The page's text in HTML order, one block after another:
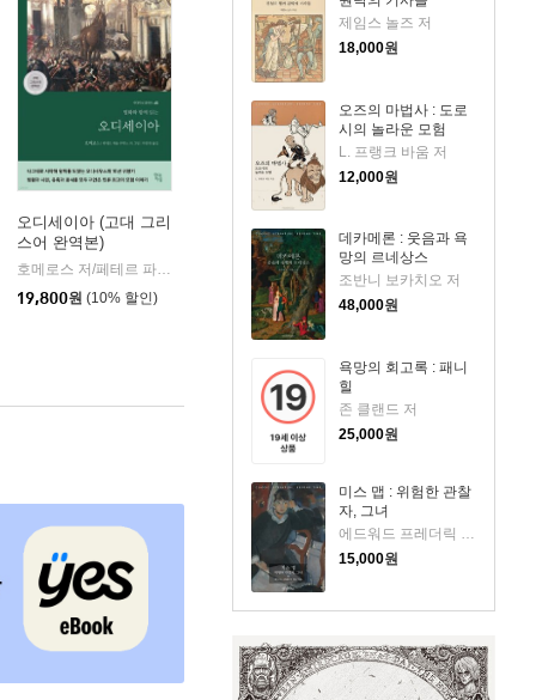
제임스 놀즈 저
18,000원
오즈의 마법사 : 도로
시의 놀라운 모험
L. 프랭크 바움 저
12,000원
데카메론 : 웃음과 욕
망의 르네상스
조반니 보카치오 저
48,000원
욕망의 회고록 : 패니
힐
존 클랜드 저
25,000원
미스 맵 : 위험한 관찰
자, 그녀
에드워드 프레더릭 벤슨 저
15,000원
오디세이아 (고대 그리
스어 완역본)
호메로스 저/페테르 파울 루벤스 그림/박문재 역 |
현대지성
19,800원 (10% 할인)